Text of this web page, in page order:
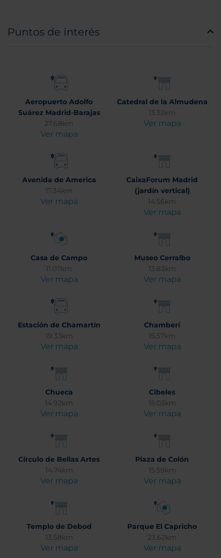
Puntos de interés
Aeropuerto Adolfo
Suárez Madrid-Barajas
27.68km
Ver mapa
Catedral de la Almudena
13.32km
Ver mapa
Avenida de America
17.34km
Ver mapa
CaixaForum Madrid
(jardín vertical)
14.56km
Ver mapa
Casa de Campo
11.07km
Ver mapa
Museo Cerralbo
13.83km
Ver mapa
Estación de Chamartín
19.33km
Ver mapa
Chamberí
15.57km
Ver mapa
Chueca
14.92km
Ver mapa
Cibeles
15.03km
Ver mapa
Círculo de Bellas Artes
14.74km
Ver mapa
Plaza de Colón
15.59km
Ver mapa
Templo de Debod
13.58km
Ver mapa
Parque El Capricho
23.62km
Ver mapa